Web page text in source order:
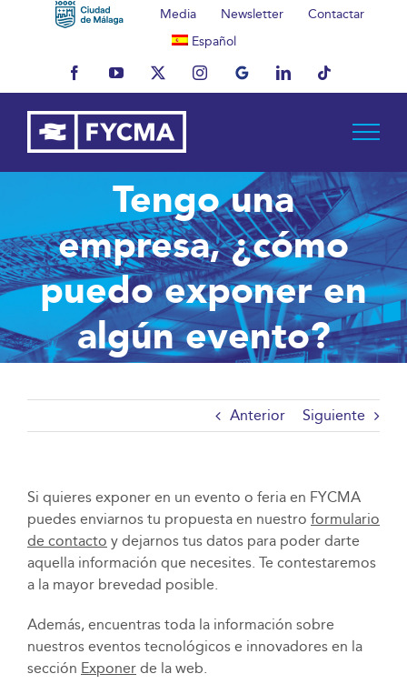
Media Newsletter
Contactar
Español
FacebookYouTubeX InstagramMyBusinessLinkedInTiktok
Tengo una
empresa, ¿cómo
puedo exponer en
algún evento?
Anterior Siguiente
Si quieres exponer en un evento o feria en FYCMA
puedes enviarnos tu propuesta en nuestro formulario
de contacto y dejarnos tus datos para poder darte
aquella información que necesites. Te contestaremos
a la mayor brevedad posible.
Además, encuentras toda la información sobre
nuestros eventos tecnológicos e innovadores en la
sección Exponerde la web.